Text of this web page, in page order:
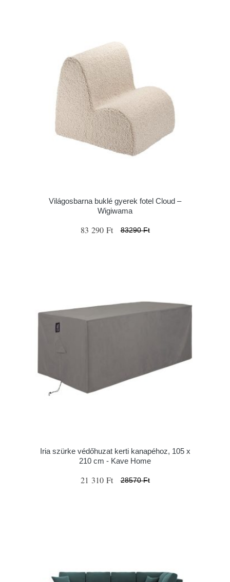
Világosbarna buklé gyerek fotel Cloud –
Wigiwama
83 290 Ft 83290 Ft
Iria szürke védőhuzat kerti kanapéhoz, 105 x
210 cm - Kave Home
21 310 Ft 28570 Ft